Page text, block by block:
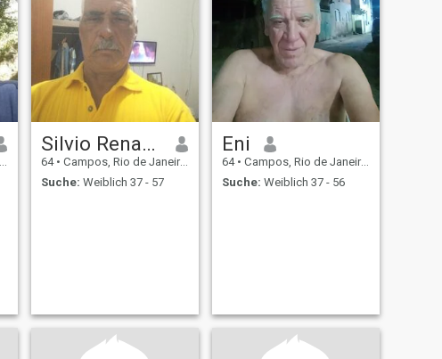
Silvio Renato Maciel
64 • Campos, Rio de Janeiro, Brasilien
Suche: Weiblich 37 - 57
Eni
64 • Campos, Rio de Janeiro, Brasilien
Suche: Weiblich 37 - 56